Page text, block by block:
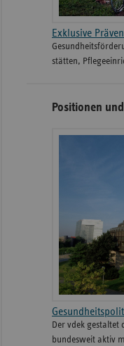
Exklusive
stätten,
Positionen
Der vdek gestaltet
bundesweit aktiv